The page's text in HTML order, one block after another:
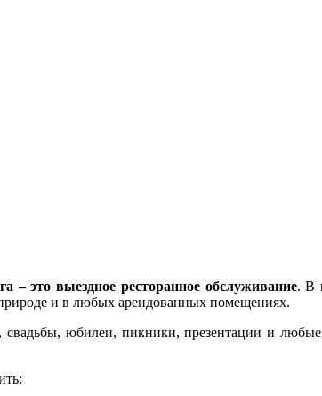
– это выездное ресторанное обслуживание. В
и в любых арендованных помещениях.
юбилеи, пикники, презентации и любые